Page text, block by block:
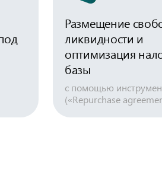
Размещение
ликвидности и
оптимизация
базы
с помощью
(«Repurchase